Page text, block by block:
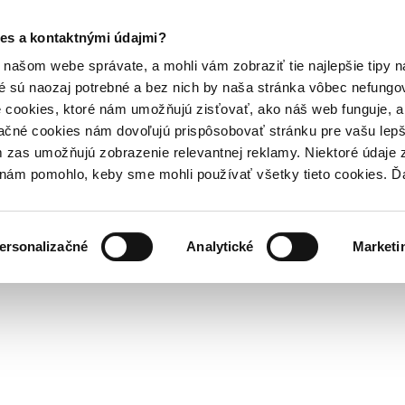
a kontaktnými údajmi?
webe správate, a mohli vám zobraziť tie najlepšie tipy
sú naozaj potrebné a bez nich by naša stránka vôbec
ktoré nám umožňujú zisťovať, ako náš web funguje,
cookies nám dovoľujú prispôsobovať stránku pre vašu
umožňujú zobrazenie relevantnej reklamy. Niektoré údaje
pomohlo, keby sme mohli používať všetky tieto cookies.
Analytické